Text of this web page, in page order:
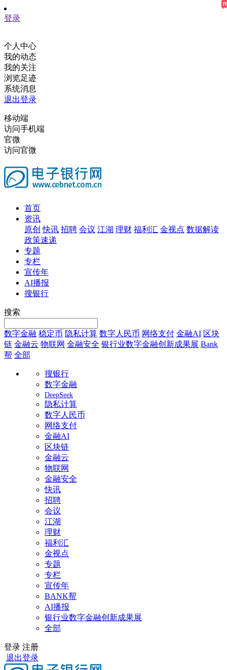
登录
个人中心
我的动态
我的关注
浏览足迹
系统消息
退出登录
移动端
访问手机端
官微
访问官微
首页
资讯
原创 快讯 招聘 会议 江湖 理财 福利汇 金视点 数据解读
政策速递
专题
专栏
宣传年
AI播报
搜银行
搜索
数字金融 稳定币 隐私计算 数字人民币 网络支付 金融AI 区块
链 金融云 物联网 金融安全 银行业数字金融创新成果展 Bank
帮 全部
搜银行
数字金融
DeepSeek
隐私计算
数字人民币
网络支付
金融AI
区块链
金融云
物联网
金融安全
快讯
招聘
会议
江湖
理财
福利汇
金视点
专题
专栏
宣传年
BANK帮
AI播报
银行业数字金融创新成果展
全部
登录 注册
退出登录